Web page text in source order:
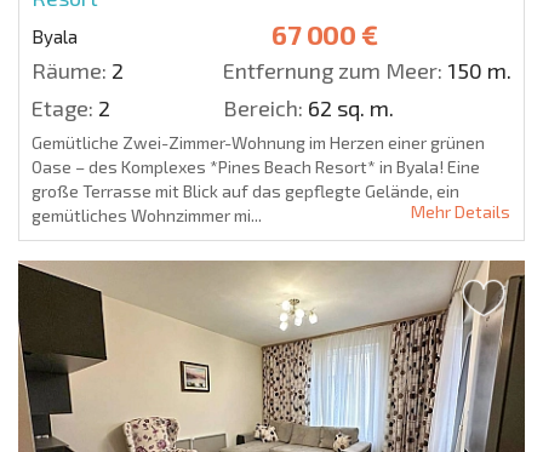
Byala 67 000 €
Räume: 2 Entfernung zum Meer: 150 m.
Etage: 2 Bereich: 62 sq. m.
Gemütliche Zwei-Zimmer-Wohnung im Herzen einer grünen
Oase – des Komplexes *Pines Beach Resort* in Byala! Eine
große Terrasse mit Blick auf das gepflegte Gelände, ein
gemütliches Wohnzimmer mi...
Mehr Details